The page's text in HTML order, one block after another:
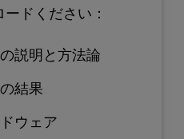
ードください：
説明と方法論
結果
ウェア